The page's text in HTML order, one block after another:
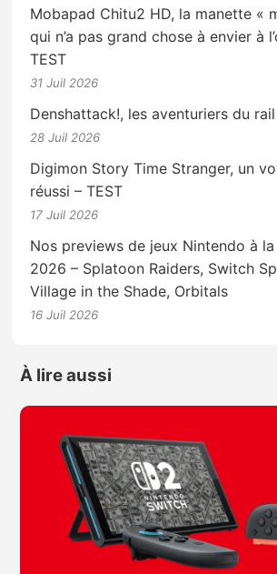
Mobapad Chitu2 HD, la manette «
qui n’a pas grand chose à envier à
TEST
31 Juil 2026
Denshattack!, les aventuriers du rail
28 Juil 2026
Digimon Story Time Stranger, un
réussi – TEST
17 Juil 2026
Nos previews de jeux Nintendo à
2026 – Splatoon Raiders, Switch
Village in the Shade, Orbitals
16 Juil 2026
À lire aussi